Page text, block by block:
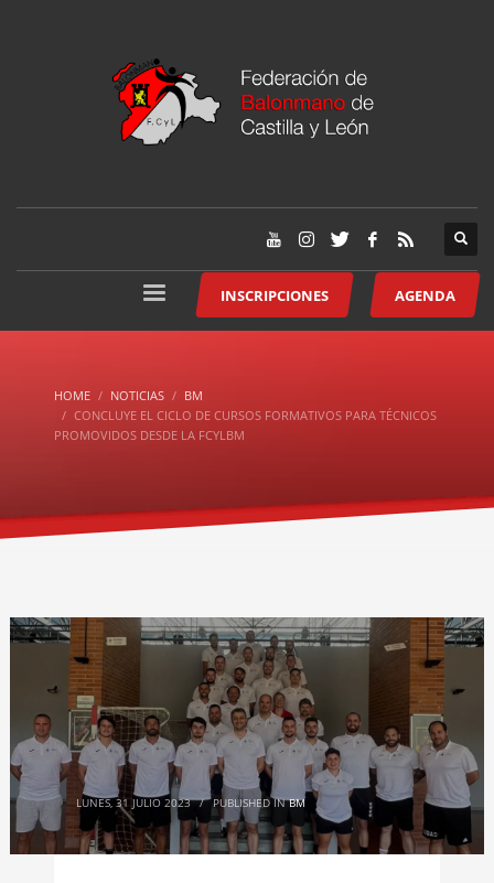
INSCRIPCIONES AGENDA
HOME NOTICIAS
BM
CONCLUYE EL CICLO DE CURSOS FORMATIVOS PARA TÉCNICOS
PROMOVIDOS DESDE LA FCYLBM
LUNES, 31 JULIO 2023 / PUBLISHED INBM